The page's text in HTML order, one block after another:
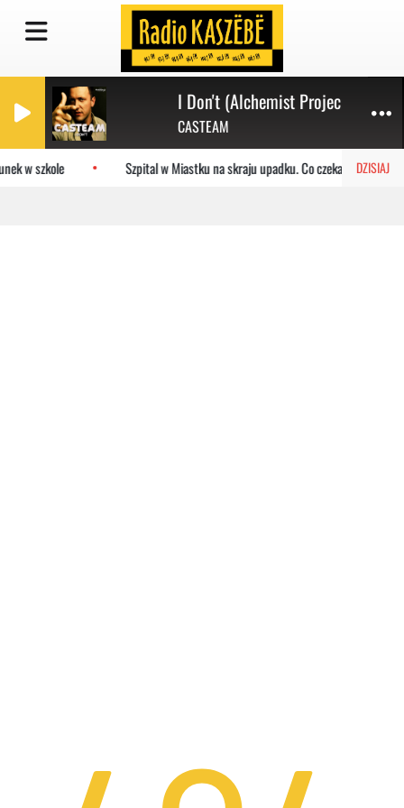
I Don't (Alchemist Project
CASTEAM
DZISIAJ
w szkole Szpital w Miastku na skraju upadku. Co czeka placówkę?